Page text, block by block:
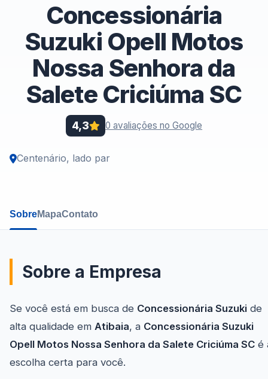
Concessionária
Suzuki Opell Motos
Nossa Senhora da
Salete Criciúma SC
4,3 0 avaliações no Google
Centenário, lado par
SobreMapaContato
Sobre a Empresa
Se você está em busca de Concessionária Suzuki de
alta qualidade em Atibaia, a Concessionária Suzuki
Opell Motos Nossa Senhora da Salete Criciúma SC é
escolha certa para você.